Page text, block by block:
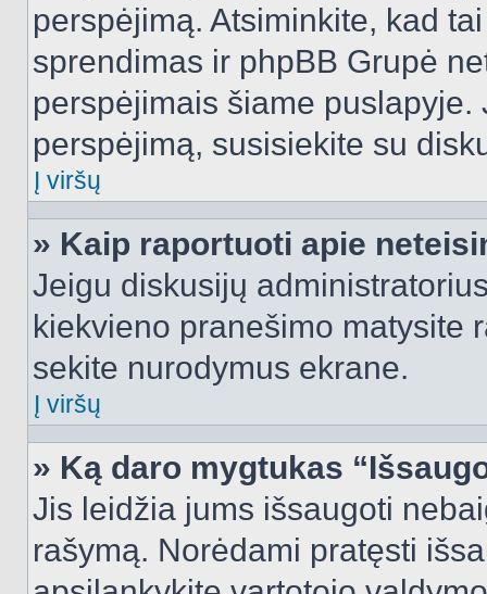
perspėjimą. Atsiminkite, kad
sprendimas ir phpBB Grupė
perspėjimais šiame
perspėjimą, susisiekite su
Į viršų
» Kaip raportuoti apie
Jeigu diskusijų
kiekvieno pranešimo matysite
sekite nurodymus ekrane.
Į viršų
» Ką daro mygtukas
Jis leidžia jums išsaugoti
rašymą. Norėdami pratęsti